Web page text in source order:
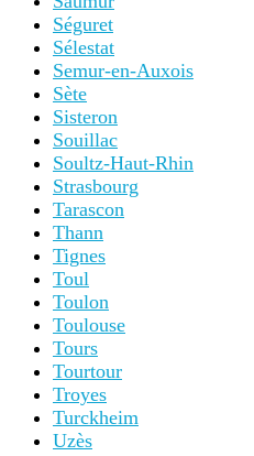
Séguret
Sélestat
Semur-en-Auxois
Sète
Sisteron
Souillac
Soultz-Haut-Rhin
Strasbourg
Tarascon
Thann
Tignes
Toul
Toulon
Toulouse
Tours
Tourtour
Troyes
Turckheim
Uzès